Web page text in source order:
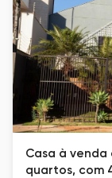
Casa à venda
quartos, com